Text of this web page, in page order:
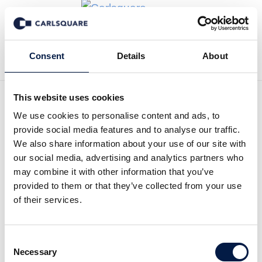
Consent Details About
This website uses cookies
We use cookies to personalise content and ads, to
provide social media features and to analyse our traffic.
We also share information about your use of our site with
our social media, advertising and analytics partners who
may combine it with other information that you’ve
provided to them or that they’ve collected from your use
of their services.
Selection
Necessary
Tillbaka till Nyheter
Analys Svenska Aerogel,
Kv3 2025: Bättre än
förväntad lönsamhet